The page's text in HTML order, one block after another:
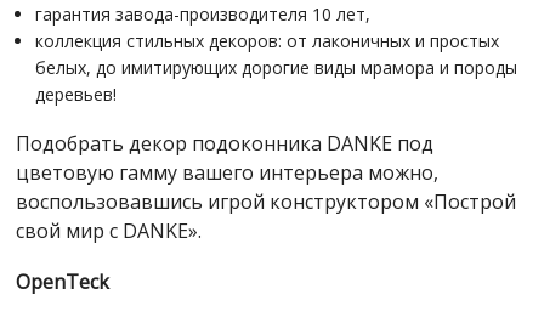
гарантия завода-производителя 10 лет,
коллекция стильных декоров: от лаконичных и простых
белых, до имитирующих дорогие виды мрамора и породы
деревьев!
Подобрать декор подоконника DANKE под
цветовую гамму вашего интерьера можно,
воспользовавшись игрой конструктором «Построй
свой мир с DANKE».
OpenTeck